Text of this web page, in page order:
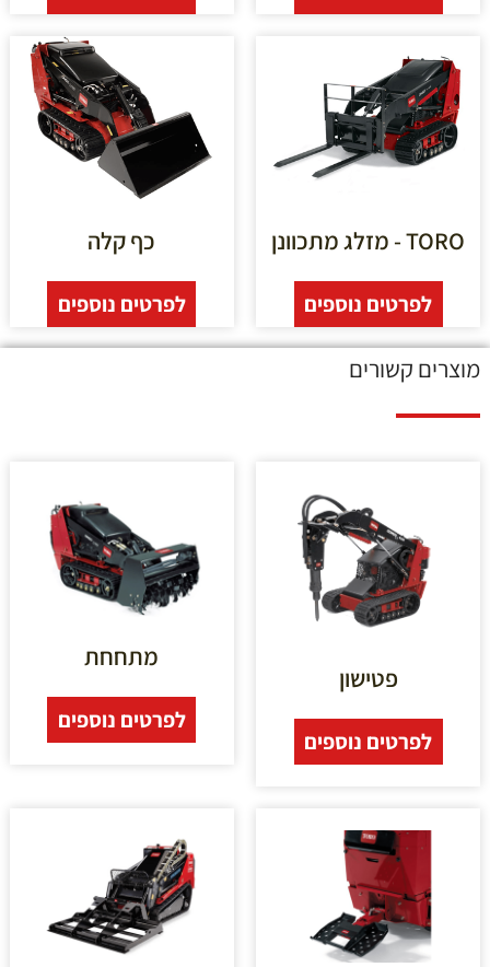
TORO - מזלג מתכוונן
לפרטים נוספים
כף קלה
לפרטים נוספים
מוצרים קשורים
פטישון
לפרטים נוספים
מתחחת
לפרטים נוספים